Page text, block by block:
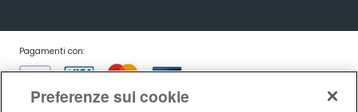
Pagamenti con:
Preferenze sui cookie